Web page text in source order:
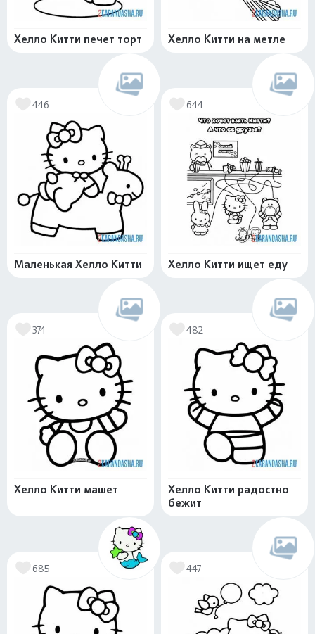
Хелло Китти печет торт Хелло Китти на метле
446
Маленькая Хелло Китти
644
Хелло Китти ищет еду
374
Хелло Китти машет
482
Хелло Китти радостно
бежит
685 447